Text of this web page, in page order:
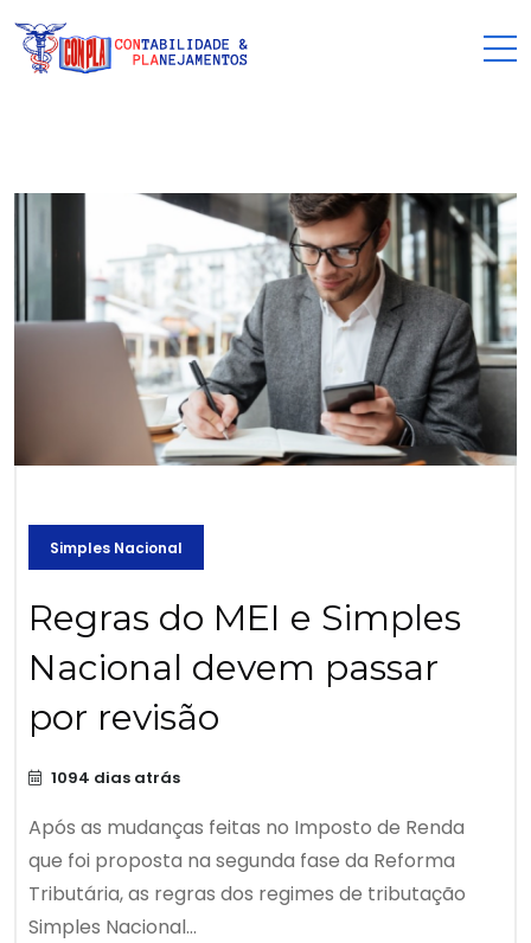
Simples Nacional
Regras do MEI e Simples
Nacional devem passar
por revisão
1094 dias atrás
Após as mudanças feitas no Imposto de Renda
que foi proposta na segunda fase da Reforma
Tributária, as regras dos regimes de tributação
Simples Nacional...